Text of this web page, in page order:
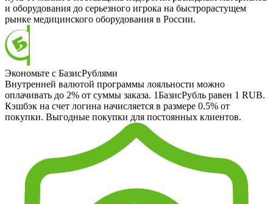
и оборудования до серьезного игрока на быстрорастущем
рынке медицинского оборудования в России.
Экономьте с БазисРублями
Внутренней валютой программы лояльности можно
оплачивать до 2% от суммы заказа. 1БазисРубль равен 1 RUB.
Кэшбэк на счет логина начисляется в размере 0.5% от
покупки. Выгодные покупки для постоянных клиентов.